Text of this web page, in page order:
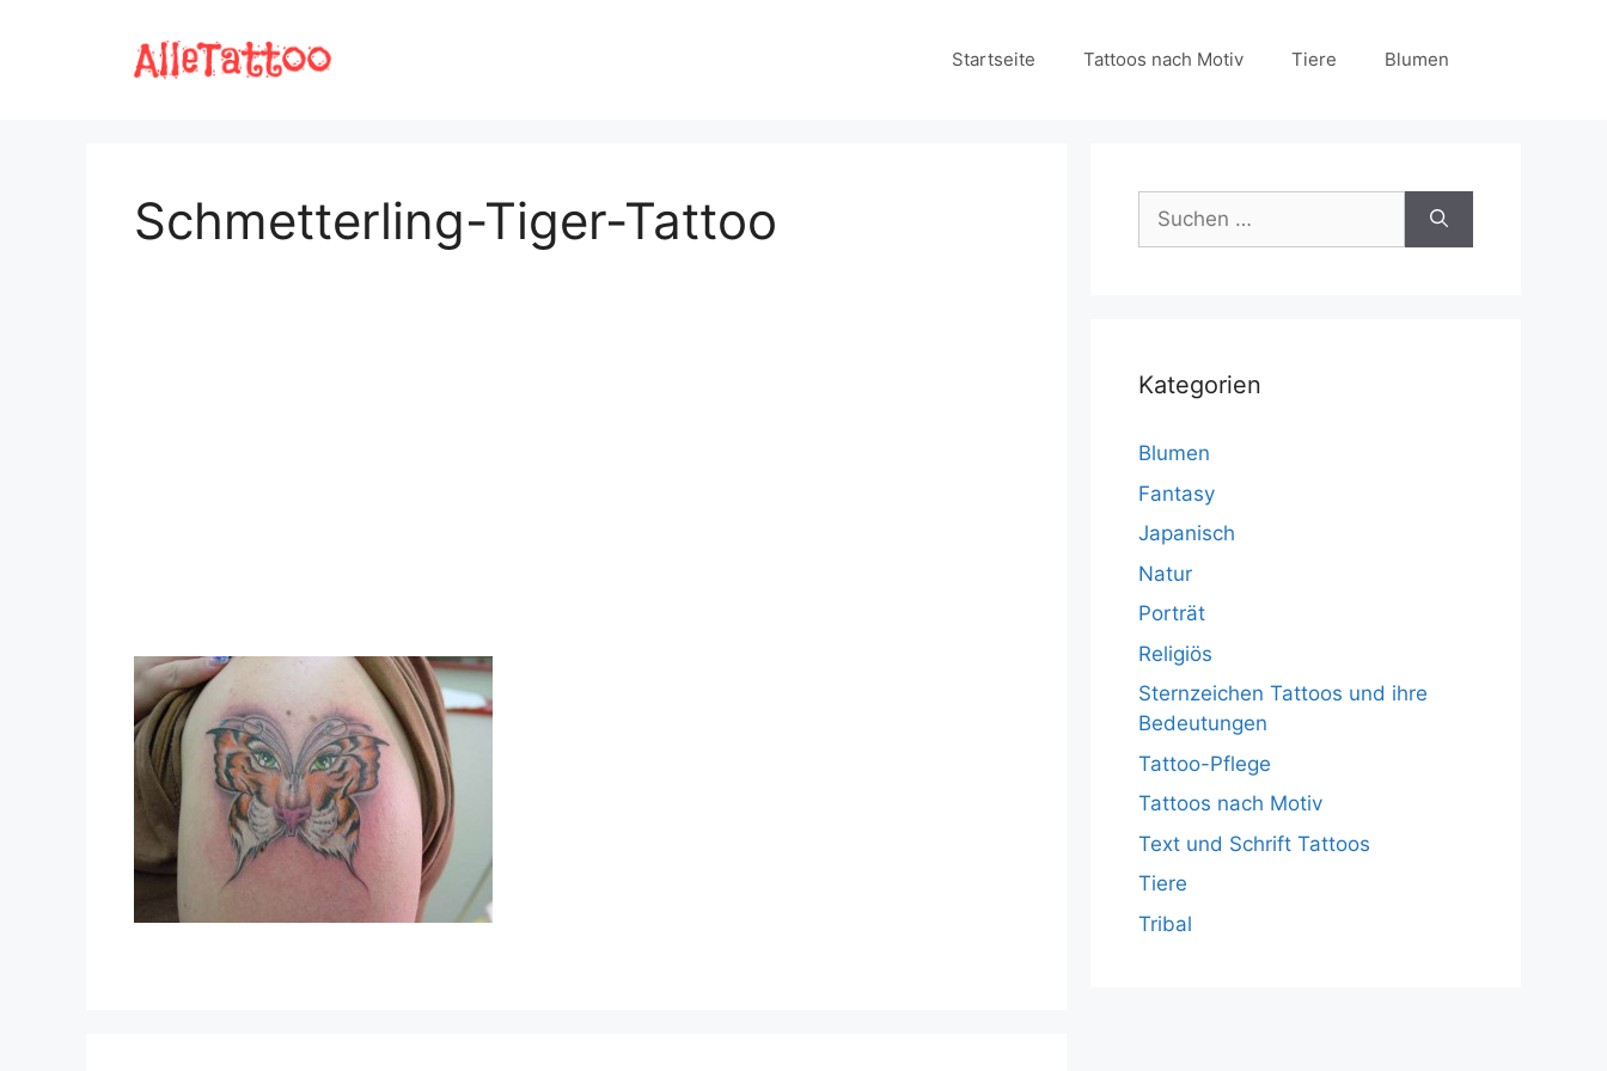
Startseite Tattoos nach Motiv Tiere Blumen
Schmetterling-Tiger-Tattoo
Suchen
nach:
Kategorien
Blumen
Fantasy
Japanisch
Natur
Porträt
Religiös
Sternzeichen Tattoos und ihre
Bedeutungen
Tattoo-Pflege
Tattoos nach Motiv
Text und Schrift Tattoos
Tiere
Tribal